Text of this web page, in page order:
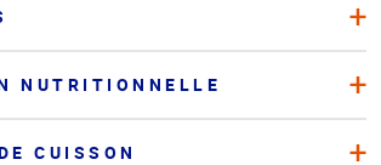
NUTRITIONNELLE
CUISSON